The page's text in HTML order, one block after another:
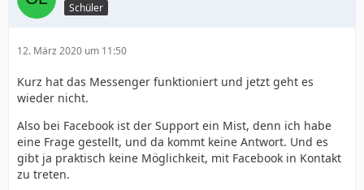
Schüler
12. März 2020 um 11:50
Kurz hat das Messenger funktioniert und jetzt geht es
wieder nicht.
Also bei Facebook ist der Support ein Mist, denn ich habe
eine Frage gestellt, und da kommt keine Antwort. Und es
gibt ja praktisch keine Möglichkeit, mit Facebook in Kontakt
zu treten.